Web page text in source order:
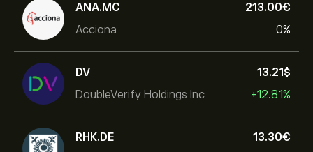
ANA.MC
Acciona
213.00‎€‎
0%
DV
DoubleVerify Holdings Inc
13.21‎$‎
+12.81%
RHK.DE
13.30‎€‎